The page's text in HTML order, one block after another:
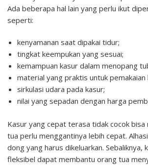
Ada beberapa hal lain yang perlu ikut
seperti:
kenyamanan saat dipakai tidur;
tingkat keempukan yang sesuai;
kemampuan kasur dalam menopang
material yang praktis untuk pemakaian
sirkulasi udara pada kasur;
nilai yang sepadan dengan harga
Kasur yang cepat terasa tidak cocok
tua perlu menggantinya lebih cepat.
dong yang harus dikeluarkan. Sebaliknya,
fleksibel dapat membantu orang tua